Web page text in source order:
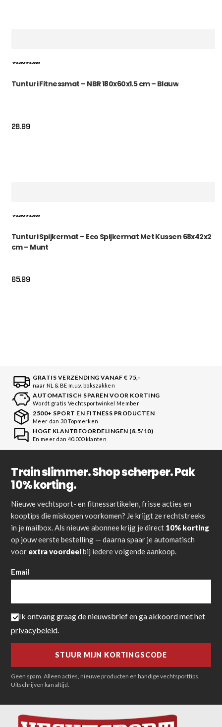
Tunturi Fitnessmat – NBR 180x60x1.5 cm – Blauw
28.99
Tunturi Spijkermat – Eco Spijkermat Met Kussen 68x42x2
cm – Munt
65.99
GRATIS VERZENDING VANAF € 75,-
naar NL & BE m.u.v. bokszakken
AUTOMATISCH SPAREN VOOR KORTING
Wordt gratis Vechtsportwinkel Member
2500+ SPORT EN FITNESS PRODUCTEN
Meer dan 30 Topmerken
HOGE KLANTBEOORDELINGEN (8.5/10)
En meer dan 40.000 klanten
Train slimmer. Shop scherper. Pak
10% korting.
Nieuwe vechtsport- en fitnessartikelen, frisse acties en
kooptips die miskopen voorkomen? Je krijgt ze rechtstreeks
in je mailbox. Als nieuwe abonnee krijg je direct 10% korting
op jouw eerste bestelling — daarna spaar je automatisch
voor extra voordeelbij iedere volgende aankoop.
Email
Ik ontvang graag de nieuwsbrief en ga akkoord met het
privacybeleid
Geen spam. Alleen acties, nieuwe producten en handige vechtsporttips.
Uitschrijven kan altijd.